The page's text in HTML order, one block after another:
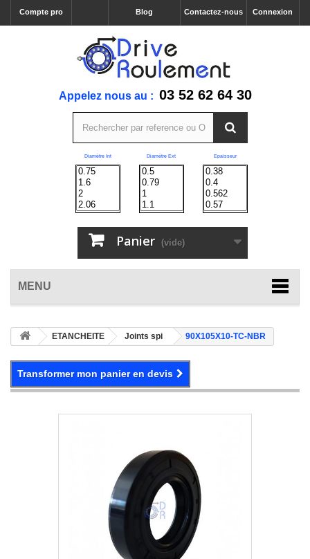
Compte pro Connexion
Contactez-nous
Blog
Appelez nous au : 03 52 62 64 30
Diamètre Int Diamètre Ext Epaisseur
Panier (vide)
MENU
ETANCHEITE Joints spi 90X105X10-TC-NBR
Transformer mon panier en devis